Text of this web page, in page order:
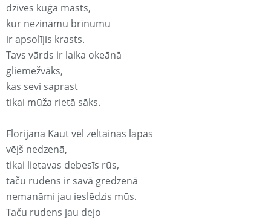
dzīves kuģa masts,
kur nezināmu brīnumu
ir apsolījis krasts.
Tavs vārds ir laika okeānā
gliemežvāks,
kas sevi saprast
tikai mūža rietā sāks.
Florijana Kaut vēl zeltainas lapas
vējš nedzenā,
tikai lietavas debesīs rūs,
taču rudens ir savā gredzenā
nemanāmi jau ieslēdzis mūs.
Taču rudens jau dejo